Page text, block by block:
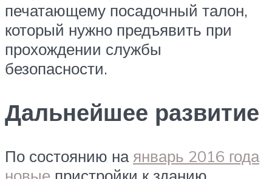
печатающему посадочный талон,
который нужно предъявить при
прохождении службы
безопасности.
Дальнейшее развитие
По состоянию на январь 2016 года